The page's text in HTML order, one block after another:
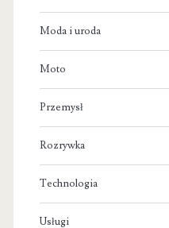
Moda i uroda
Moto
Przemysł
Rozrywka
Technologia
Usługi